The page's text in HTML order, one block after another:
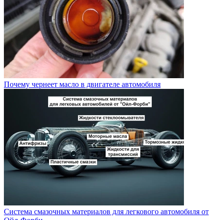
Почему чернеет масло в двигателе автомобиля
Система смазочных материалов для легкового автомобиля от